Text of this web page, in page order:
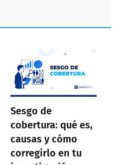
Sesgo de
cobertura: qué es,
causas y cómo
corregirlo en tu